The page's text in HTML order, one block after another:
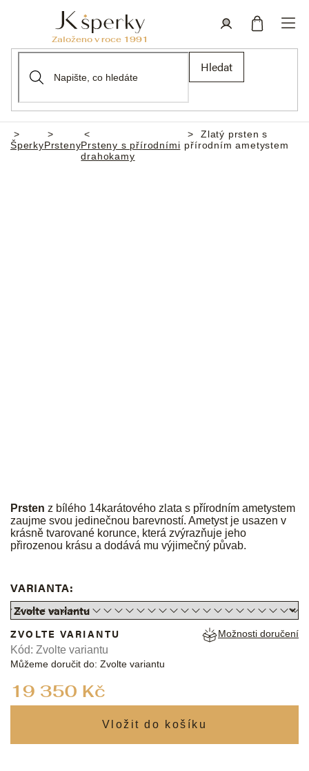
Hledat
Domů
ŠperkyPrstenyPrsteny s přírodními
drahokamy
Zlatý prsten s
přírodním ametystem
Prsten z bílého 14karátového zlata s přírodním ametystem
zaujme svou jedinečnou barevností. Ametyst je usazen v
krásně tvarované korunce, která zvýrazňuje jeho
přirozenou krásu a dodává mu výjimečný půvab.
VARIANTA:
19 350 Kč
ZVOLTE VARIANTU
Můžeme doručit do: Zvolte variantu
Možnosti doručení
Kód: Zvolte variantu